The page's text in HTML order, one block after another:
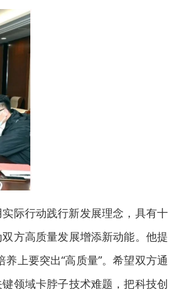
际行动践行新发展理念，具有十
方高质量发展增添新动能。他提
上要突出“高质量”。希望双方通
领域卡脖子技术难题，把科技创